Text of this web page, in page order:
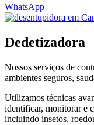
WhatsApp
Dedetizadora
Nossos serviços de
ambientes seguros,
Utilizamos técnicas
identificar, monitorar e
incluindo insetos,